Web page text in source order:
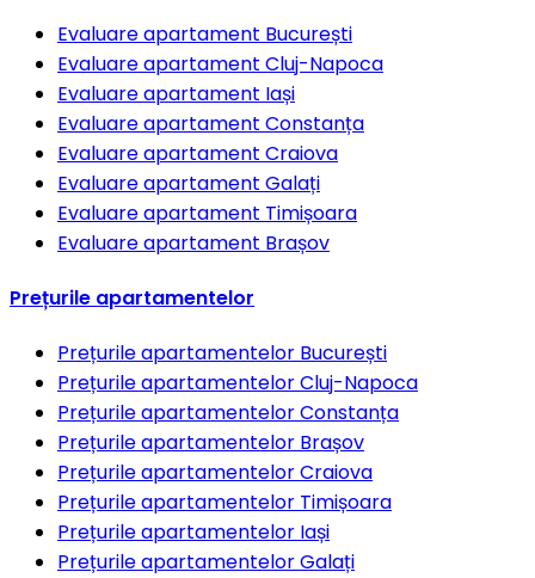
Evaluare apartament București
Evaluare apartament Cluj-Napoca
Evaluare apartament Iași
Evaluare apartament Constanța
Evaluare apartament Craiova
Evaluare apartament Galați
Evaluare apartament Timișoara
Evaluare apartament Brașov
Prețurile apartamentelor
Prețurile apartamentelor București
Prețurile apartamentelorCluj-Napoca
Prețurile apartamentelorConstanța
Prețurile apartamentelor Brașov
Prețurile apartamentelorCraiova
Prețurile apartamentelor Timișoara
Prețurile apartamentelor Iași
Prețurile apartamentelorGalați